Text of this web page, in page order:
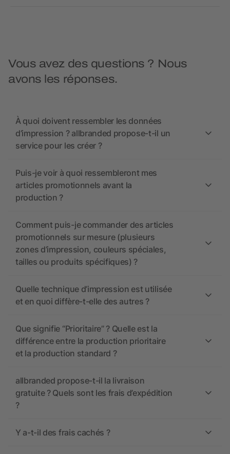
Vous avez des questions ? Nous
avons les réponses.
À quoi doivent ressembler les données
d’impression ? allbranded propose-t-il un
service pour les créer ?
Puis-je voir à quoi ressembleront mes
articles promotionnels avant la
production ?
Comment puis-je commander des articles
promotionnels sur mesure (plusieurs
zones d’impression, couleurs spéciales,
tailles ou produits spécifiques) ?
Quelle technique d’impression est utilisée
et en quoi diffère-t-elle des autres ?
Que signifie “Prioritaire” ? Quelle est la
différence entre la production prioritaire
et la production standard ?
allbranded propose-t-il la livraison
gratuite ? Quels sont les frais d’expédition
?
Y a-t-il des frais cachés ?